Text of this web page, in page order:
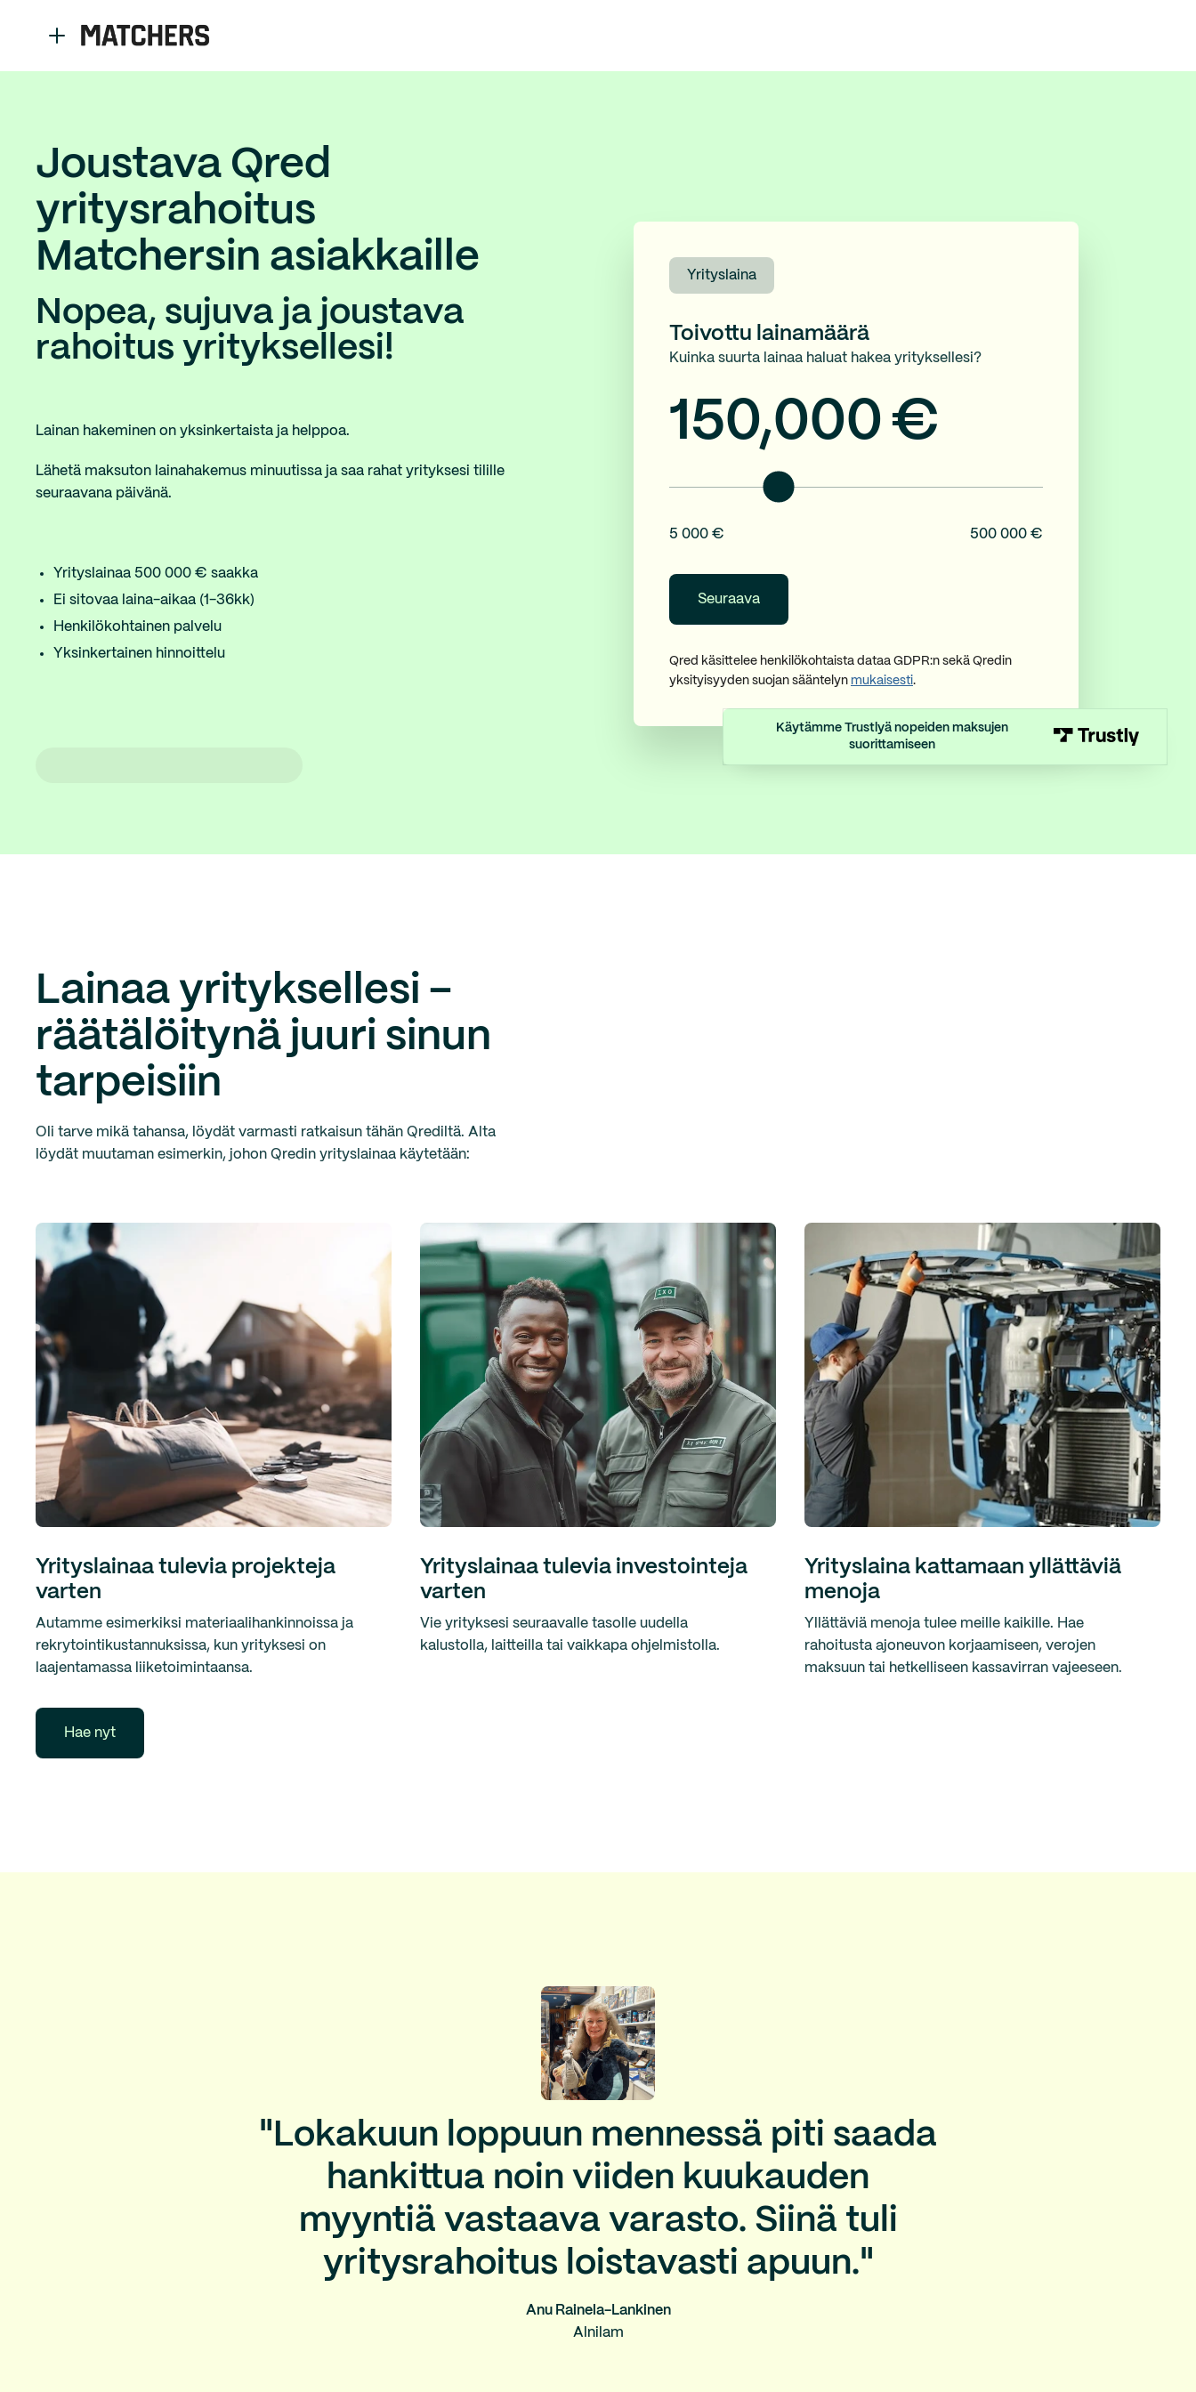
Joustava Qred
yritysrahoitus
Matchersin asiakkaille
Nopea, sujuva ja joustava
rahoitus yrityksellesi!
Lainan hakeminen on yksinkertaista ja helppoa.
Lähetä maksuton lainahakemus minuutissa ja saa rahat yrityksesi tilille
seuraavana päivänä.
Yrityslainaa 500 000 € saakka
Ei sitovaa laina-aikaa (1-36kk)
Henkilökohtainen palvelu
Yksinkertainen hinnoittelu
Yrityslaina
Toivottu lainamäärä
Kuinka suurta lainaa haluat hakea yrityksellesi?
150,000 €
5 000 € 500 000 €
Qred käsittelee henkilökohtaista dataa GDPR:n sekä Qredin
yksityisyyden suojan sääntelyn mukaisesti.
Käytämme Trustlyä nopeiden maksujen
suorittamiseen
Lainaa yrityksellesi –
räätälöitynä juuri sinun
tarpeisiin
Oli tarve mikä tahansa, löydät varmasti ratkaisun tähän Qrediltä. Alta
löydät muutaman esimerkin, johon Qredin yrityslainaa käytetään:
Yrityslainaa tulevia projekteja
varten
Autamme esimerkiksi materiaalihankinnoissa ja
rekrytointikustannuksissa, kun yrityksesi on
laajentamassa liiketoimintaansa.
Yrityslainaa tulevia investointeja
varten
Vie yrityksesi seuraavalle tasolle uudella
kalustolla, laitteilla tai vaikkapa ohjelmistolla.
Yrityslaina kattamaan yllättäviä
menoja
Yllättäviä menoja tulee meille kaikille. Hae
rahoitusta ajoneuvon korjaamiseen, verojen
maksuun tai hetkelliseen kassavirran vajeeseen.
Hae nyt
"Lokakuun loppuun mennessä piti saada
hankittua noin viiden kuukauden
myyntiä vastaava varasto. Siinä tuli
yritysrahoitus loistavasti apuun."
Anu Rainela-Lankinen
Alnilam